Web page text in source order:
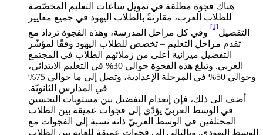
هناك فجوة مطلقة في تمويل ساعات التعليم المخصّصة
للطلاب العرب، مقارنةً بالطلاب اليهود في جميع معايير
التفضيل
[1]
وفي كل مراحل المدرسة، وهذه الفجوة تزداد مع
تقدم مراحل التعليم – تخصص للطلاب اليهود وفقًا لمؤشّر
التفضيل ميزانية أعلى من زملائهم الطلاب في المجتمع
العربي. وتبلغ هذه الفجوة حوالي 30% في التعليم الابتدائي،
وحوالي 50% في المرحلة الإعدادية، وتصل إلى ما حوالي 75%
في المدارس الثانويّة.
أضف الى ذلك، فإن إنعدام التفضيل بين مستويات التحسين
في الوسط العربيّ يؤدّي إلى فجوات عميقة بين الطلاب
المختلفين في الوسط العربيّ ذاته نسبة إلى الفجوات مع
الوسط اليهودي. وبالتالي إلى فجوات عميقة للغاية بين الطلاب